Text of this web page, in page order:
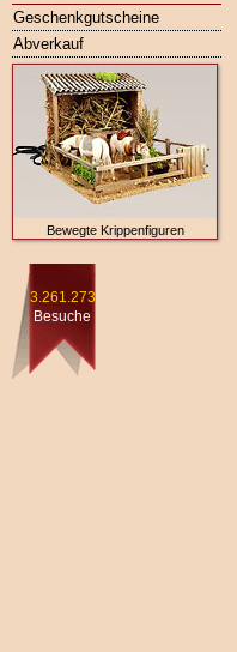
Geschenkgutscheine
Abverkauf
Bewegte Krippenfiguren
3.261.273
Besuche